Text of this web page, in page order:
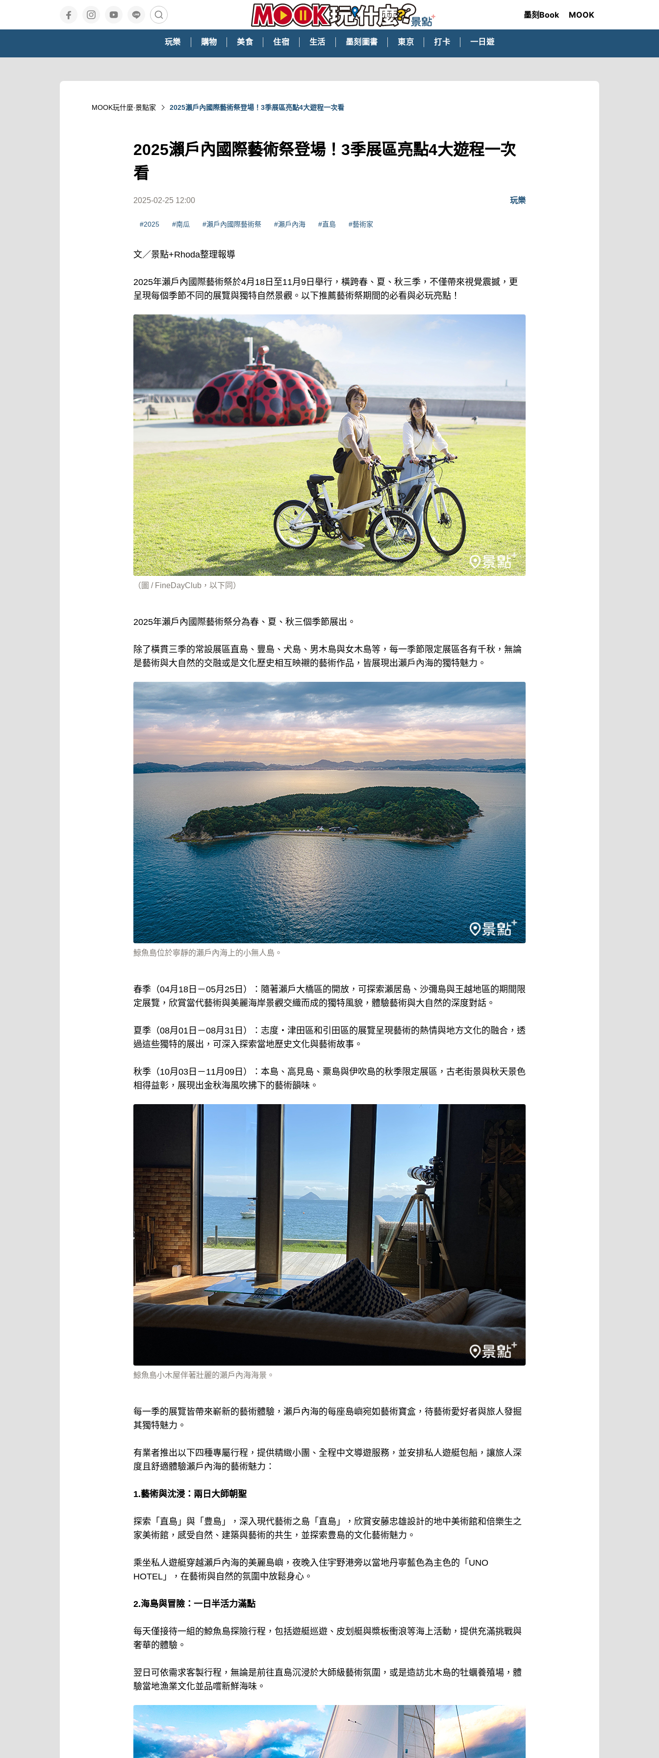
墨刻Book MOOK
玩樂 購物 美食 住宿 生活 墨刻圖書 東京 打卡 一日遊
MOOK玩什麼‧景點家 2025瀨戶內國際藝術祭登場！3季展區亮點4大遊程一次看
2025瀨戶內國際藝術祭登場！3季展區亮點4大遊程一次
看
2025-02-25 12:00 玩樂
#2025 #南瓜 #瀨戶內國際藝術祭 #瀨戶內海 #直島 #藝術家
文／景點+Rhoda整理報導
2025年瀨戶內國際藝術祭於4月18日至11月9日舉行，橫跨春、夏、秋三季，不僅帶來視覺震撼，更
呈現每個季節不同的展覽與獨特自然景觀。以下推薦藝術祭期間的必看與必玩亮點！
（圖 / FineDayClub，以下同）
2025年瀨戶內國際藝術祭分為春、夏、秋三個季節展出。
除了橫貫三季的常設展區直島、豐島、犬島、男木島與女木島等，每一季節限定展區各有千秋，無論
是藝術與大自然的交融或是文化歷史相互映襯的藝術作品，皆展現出瀨戶內海的獨特魅力。
鯨魚島位於寧靜的瀨戶內海上的小無人島。
春季（04月18日－05月25日）：隨著瀨戶大橋區的開放，可探索瀨居島、沙彌島與王越地區的期間限
定展覽，欣賞當代藝術與美麗海岸景觀交織而成的獨特風貌，體驗藝術與大自然的深度對話。
夏季（08月01日－08月31日）：志度・津田區和引田區的展覽呈現藝術的熱情與地方文化的融合，透
過這些獨特的展出，可深入探索當地歷史文化與藝術故事。
秋季（10月03日－11月09日）：本島、高見島、粟島與伊吹島的秋季限定展區，古老街景與秋天景色
相得益彰，展現出金秋海風吹拂下的藝術韻味。
鯨魚島小木屋伴著壯麗的瀨戶內海海景。
每一季的展覽皆帶來嶄新的藝術體驗，瀨戶內海的每座島嶼宛如藝術寶盒，待藝術愛好者與旅人發掘
其獨特魅力。
有業者推出以下四種專屬行程，提供精緻小團、全程中文導遊服務，並安排私人遊艇包船，讓旅人深
度且舒適體驗瀨戶內海的藝術魅力：
1.藝術與沈浸：兩日大師朝聖
探索「直島」與「豊島」，深入現代藝術之島「直島」，欣賞安藤忠雄設計的地中美術館和倍樂生之
家美術館，感受自然、建築與藝術的共生，並探索豊島的文化藝術魅力。
乘坐私人遊艇穿越瀨戶內海的美麗島嶼，夜晚入住宇野港旁以當地丹寧藍色為主色的「UNO
HOTEL」，在藝術與自然的氛圍中放鬆身心。
2.海島與冒險：一日半活力滿點
每天僅接待一組的鯨魚島探險行程，包括遊艇巡遊、皮划艇與槳板衝浪等海上活動，提供充滿挑戰與
奢華的體驗。
翌日可依需求客製行程，無論是前往直島沉浸於大師級藝術氛圍，或是造訪北木島的牡蠣養殖場，體
驗當地漁業文化並品嚐新鮮海味。